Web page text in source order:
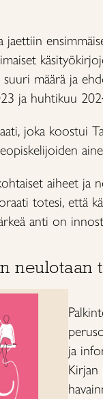
suuri määrä ja
ja huhtikuu
joka koostui
aiheet ja
totesi, että
anti on
ja